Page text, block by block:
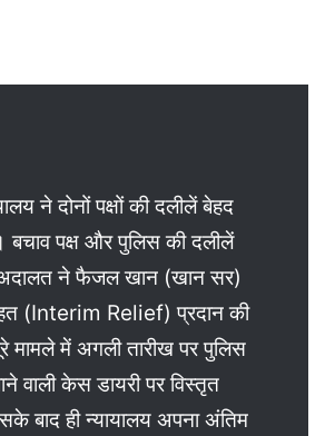
ने दोनों पक्षों की दलीलें बेहद
बचाव पक्ष और पुलिस की दलीलें
ने फैजल खान (खान सर)
(Interim Relief) प्रदान की
में अगली तारीख पर पुलिस
वाली केस डायरी पर विस्तृत
बाद ही न्यायालय अपना अंतिम